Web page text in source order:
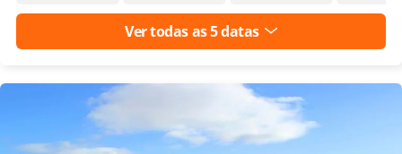
Ver todas as 5 datas